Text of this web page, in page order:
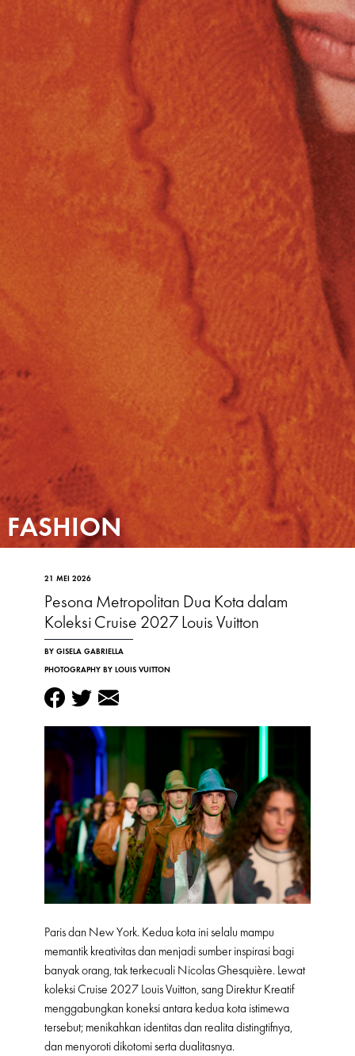
FASHION
21 MEI 2026
Pesona Metropolitan Dua Kota dalam
Koleksi Cruise 2027 Louis Vuitton
BY GISELA GABRIELLA
PHOTOGRAPHY BY LOUIS VUITTON
Paris dan New York. Kedua kota ini selalu mampu
memantik kreativitas dan menjadi sumber inspirasi bagi
banyak orang, tak terkecuali Nicolas Ghesquière. Lewat
koleksi Cruise 2027 Louis Vuitton, sang Direktur Kreatif
menggabungkan koneksi antara kedua kota istimewa
tersebut; menikahkan identitas dan realita distingtifnya,
dan menyoroti dikotomi serta dualitasnya.